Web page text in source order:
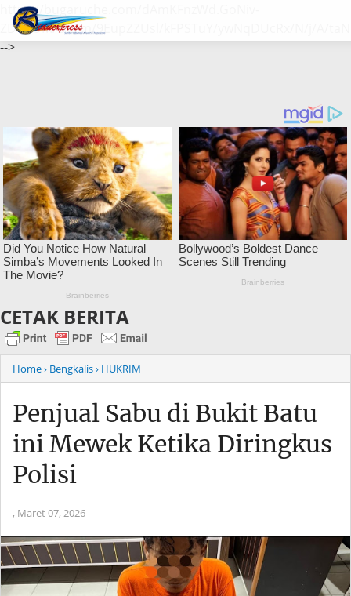
https://bugaruche.com/dAmKFnzWd.GoNiv-
ZDGvUM/DeFm/9EupZZUsl/kFPSTuY/ywNqDUcRx/N/j/A/
-->
CETAK BERITA
Home› Bengkalis› HUKRIM
Penjual Sabu di Bukit Batu
ini Mewek Ketika Diringkus
Polisi
, Maret 07, 2026